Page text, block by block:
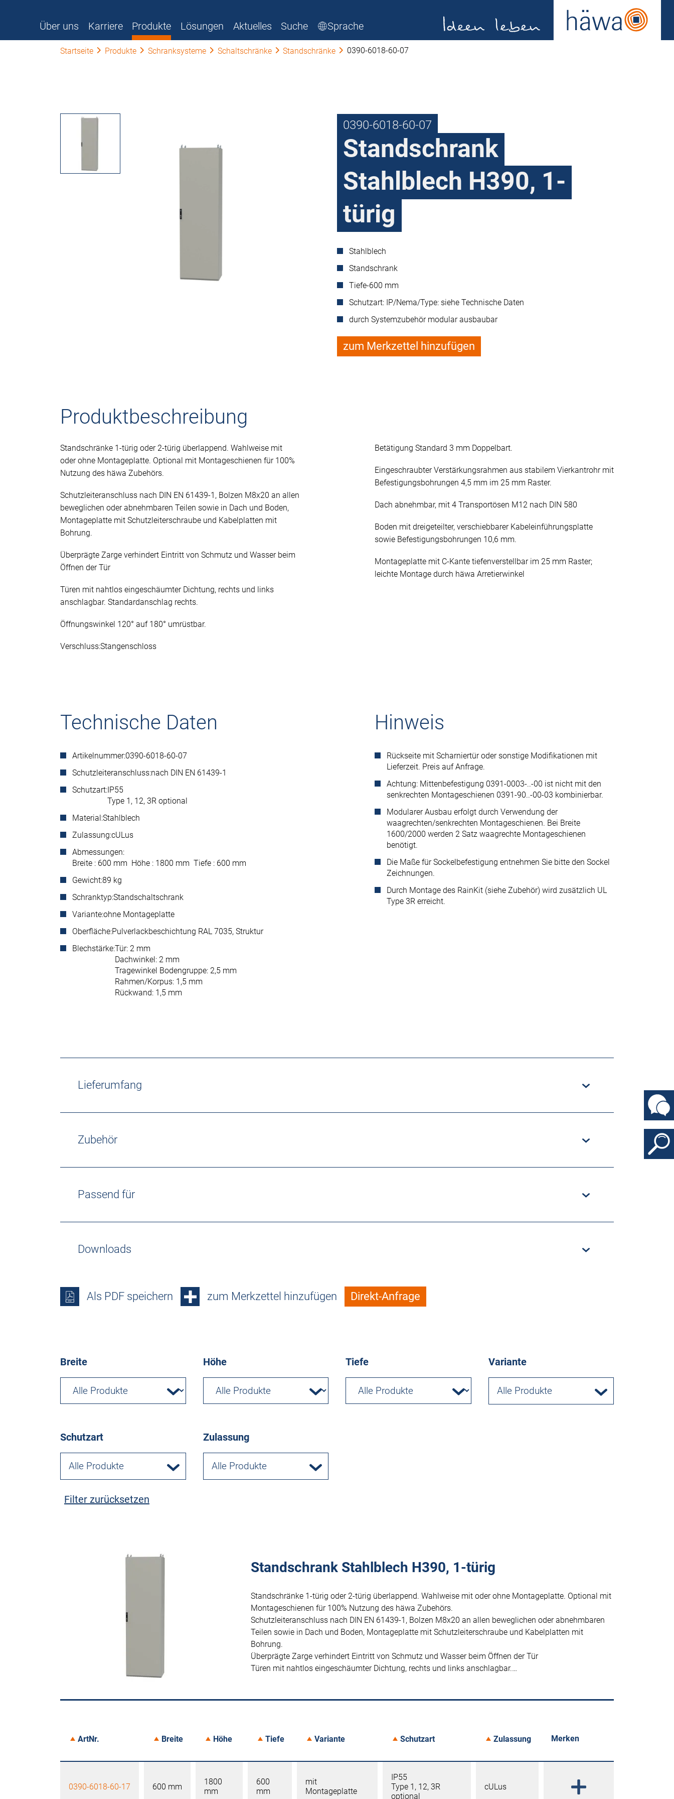
Über uns Karriere Produkte Lösungen Aktuelles Suche Sprache
Startseite Produkte Schranksysteme Schaltschränke Standschränke 0390-6018-60-07
0390-6018-60-07
Standschrank
Stahlblech H390, 1-
türig
Stahlblech
Standschrank
Tiefe-600 mm
Schutzart: IP/Nema/Type: siehe Technische Daten
durch Systemzubehör modular ausbaubar
zum Merkzettel hinzufügen
Produktbeschreibung
Standschränke 1-türig oder 2-türig überlappend. Wahlweise mit
oder ohne Montageplatte. Optional mit Montageschienen für 100%
Nutzung des häwa Zubehörs.
Schutzleiteranschluss nach DIN EN 61439-1, Bolzen M8x20 an allen
beweglichen oder abnehmbaren Teilen sowie in Dach und Boden,
Montageplatte mit Schutzleiterschraube und Kabelplatten mit
Bohrung.
Überprägte Zarge verhindert Eintritt von Schmutz und Wasser beim
Öffnen der Tür
Türen mit nahtlos eingeschäumter Dichtung, rechts und links
anschlagbar. Standardanschlag rechts.
Öffnungswinkel 120° auf 180° umrüstbar.
Verschluss:Stangenschloss
Betätigung Standard 3 mm Doppelbart.
Eingeschraubter Verstärkungsrahmen aus stabilem Vierkantrohr mit
Befestigungsbohrungen 4,5 mm im 25 mm Raster.
Dach abnehmbar, mit 4 Transportösen M12 nach DIN 580
Boden mit dreigeteilter, verschiebbarer Kabeleinführungsplatte
sowie Befestigungsbohrungen 10,6 mm.
Montageplatte mit C-Kante tiefenverstellbar im 25 mm Raster;
leichte Montage durch häwa Arretierwinkel
Technische Daten
Artikelnummer:0390-6018-60-07
Schutzleiteranschluss:nach DIN EN 61439-1
Schutzart:IP55
Type 1, 12, 3R optional
Material:Stahlblech
Zulassung:cULus
Abmessungen:
Breite : 600 mm Höhe : 1800 mm Tiefe : 600 mm
Gewicht:89 kg
Schranktyp:Standschaltschrank
Variante:ohne Montageplatte
Oberfläche:Pulverlackbeschichtung RAL 7035, Struktur
Blechstärke:Tür: 2 mm
Dachwinkel: 2 mm
Tragewinkel Bodengruppe: 2,5 mm
Rahmen/Korpus: 1,5 mm
Rückwand: 1,5 mm
Hinweis
Rückseite mit Scharniertür oder sonstige Modifikationen mit
Lieferzeit. Preis auf Anfrage.
Achtung: Mittenbefestigung 0391-0003-..-00 ist nicht mit den
senkrechten Montageschienen 0391-90..-00-03 kombinierbar.
Modularer Ausbau erfolgt durch Verwendung der
waagrechten/senkrechten Montageschienen. Bei Breite
1600/2000 werden 2 Satz waagrechte Montageschienen
benötigt.
Die Maße für Sockelbefestigung entnehmen Sie bitte den Sockel
Zeichnungen.
Durch Montage des RainKit (siehe Zubehör) wird zusätzlich UL
Type 3R erreicht.
Lieferumfang
Zubehör
Passend für
Downloads
Als PDF speichern zum Merkzettel hinzufügen Direkt-Anfrage
Breite Höhe Tiefe Variante
Alle Produkte
Schutzart
Alle Produkte
Zulassung
Alle Produkte
Filter zurücksetzen
Standschrank Stahlblech H390, 1-türig
Standschränke 1-türig oder 2-türig überlappend. Wahlweise mit oder ohne Montageplatte. Optional mit
Montageschienen für 100% Nutzung des häwa Zubehörs.
Schutzleiteranschluss nach DIN EN 61439-1, Bolzen M8x20 an allen beweglichen oder abnehmbaren
Teilen sowie in Dach und Boden, Montageplatte mit Schutzleiterschraube und Kabelplatten mit
Bohrung.
Überprägte Zarge verhindert Eintritt von Schmutz und Wasser beim Öffnen der Tür
Türen mit nahtlos eingeschäumter Dichtung, rechts und links anschlagbar.…
ArtNr. Breite Höhe Tiefe Variante Schutzart Zulassung Merken
0390-6018-60-17 600 mm
1800
mm
600
mm
mit
Montageplatte
IP55
Type 1, 12, 3R
optional
cULus